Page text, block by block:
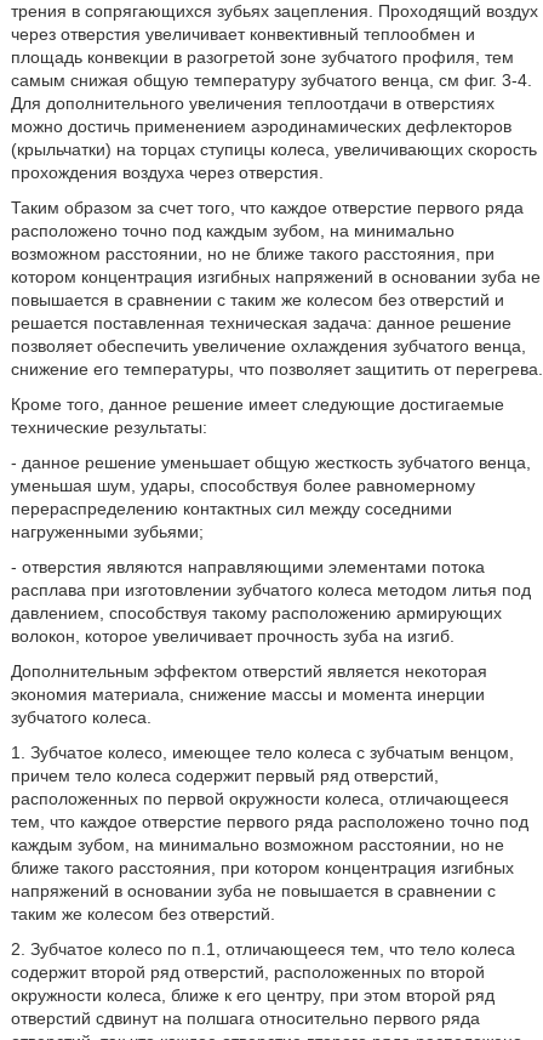
трения в сопрягающихся зубьях зацепления. Проходящий воздух
через отверстия увеличивает конвективный теплообмен и
площадь конвекции в разогретой зоне зубчатого профиля, тем
самым снижая общую температуру зубчатого венца, см фиг. 3-4.
Для дополнительного увеличения теплоотдачи в отверстиях
можно достичь применением аэродинамических дефлекторов
(крыльчатки) на торцах ступицы колеса, увеличивающих скорость
прохождения воздуха через отверстия.
Таким образом за счет того, что каждое отверстие первого ряда
расположено точно под каждым зубом, на минимально
возможном расстоянии, но не ближе такого расстояния, при
котором концентрация изгибных напряжений в основании зуба не
повышается в сравнении с таким же колесом без отверстий и
решается поставленная техническая задача: данное решение
позволяет обеспечить увеличение охлаждения зубчатого венца,
снижение его температуры, что позволяет защитить от перегрева.
Кроме того, данное решение имеет следующие достигаемые
технические результаты:
- данное решение уменьшает общую жесткость зубчатого венца,
уменьшая шум, удары, способствуя более равномерному
перераспределению контактных сил между соседними
нагруженными зубьями;
- отверстия являются направляющими элементами потока
расплава при изготовлении зубчатого колеса методом литья под
давлением, способствуя такому расположению армирующих
волокон, которое увеличивает прочность зуба на изгиб.
Дополнительным эффектом отверстий является некоторая
экономия материала, снижение массы и момента инерции
зубчатого колеса.
1. Зубчатое колесо, имеющее тело колеса с зубчатым венцом,
причем тело колеса содержит первый ряд отверстий,
расположенных по первой окружности колеса, отличающееся
тем, что каждое отверстие первого ряда расположено точно под
каждым зубом, на минимально возможном расстоянии, но не
ближе такого расстояния, при котором концентрация изгибных
напряжений в основании зуба не повышается в сравнении с
таким же колесом без отверстий.
2. Зубчатое колесо по п.1, отличающееся тем, что тело колеса
содержит второй ряд отверстий, расположенных по второй
окружности колеса, ближе к его центру, при этом второй ряд
отверстий сдвинут на полшага относительно первого ряда